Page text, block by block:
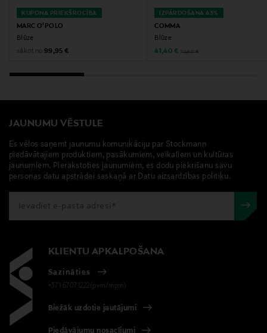
KUPONA PRIEKŠROCĪBA
MARC O'POLO
Blūze
sākot no Original Price
99,95 €
IZPĀRDOŠANA 43%
COMMA
Blūze
Discounted Price
41,40 € Original Price
72,90 €
JAUNUMU VĒSTULE
Es vēlos saņemt jaunumu komunikāciju par Stockmann
piedāvātajiem produktiem, pasākumiem, veikaliem un kultūras
jaunumiem. Pierakstoties jaunumiem, es dodu piekrišanu savu
personas datu apstrādei saskaņā ar Datu aizsardzības politiku.
KLIENTU APKALPOŠANA
Sazināties
+371 67071222(pvm/mpm)
Biežāk uzdotie jautājumi
Piedāvājumu nosacījumi